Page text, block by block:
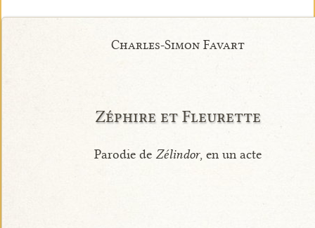
Charles-Simon Favart
Zéphire et Fleurette
Parodie de Zélindor, en un acte